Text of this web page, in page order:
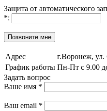
Защита от автоматического
*:
Позвоните мне
Адрес
г.Воронеж,
График работы Пн-Пт с 9.00
Задать вопрос
Ваше имя *
Ваш email *